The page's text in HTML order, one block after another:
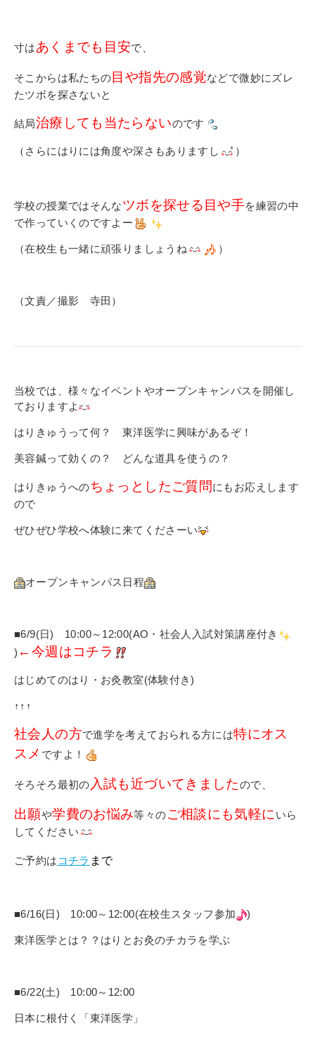
寸はあくまでも目安で、
そこからは私たちの 目や指先の感覚などで微妙にズレ
たツボを探さないと
結局治療しても当たらないのです
（さらにはりには角度や深さもありますし ）
学校の授業ではそんなツボを探せる目や手を練習の中
で作っていくのですよー
（在校生も一緒に頑張りましょうね ）
（文責／撮影 寺田）
当校では、様々なイベントやオープンキャンパスを開催し
ておりますよ
はりきゅうって何？ 東洋医学に興味があるぞ！
美容鍼って効くの？ どんな道具を使うの？
はりきゅうへのちょっとしたご質問にもお応えします
ので
ぜひぜひ学校へ体験に来てくださーい
オープンキャンパス日程
■6/9(日) 10:00～12:00(AO・社会人入試対策講座付き
) ←今週はコチラ
はじめてのはり・お灸教室(体験付き)
↑↑↑
社会人の方で進学を考えておられる方には特にオス
スメ ですよ！
そろそろ最初の 入試も近づいてきましたので、
出願や学費のお悩み等々のご相談にも気軽に いら
してください
ご予約は コチラ まで
■6/16(日) 10:00～12:00(在校生スタッフ参加 )
東洋医学とは？？はりとお灸のチカラを学ぶ
■6/22(土) 10:00～12:00
日本に根付く「東洋医学」